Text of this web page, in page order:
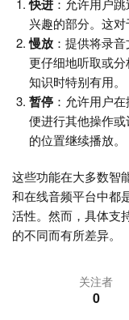
快进 ：允许用户
兴趣的部分。这对
慢放 ：提供将录
更仔细地听取或
知识时特别有用。
暂停 ：允许用户
便进行其他操作
的位置继续播放。
这些功能在大多数智
和在线音频平台中都
活性。然而，具体支
的不同而有所差异。
关注者
0